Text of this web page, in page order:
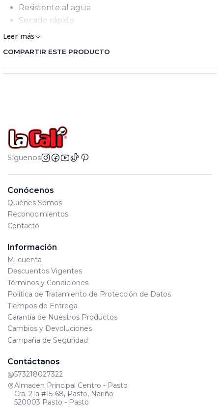
Resistente al agua
Secado rápido
Leer más
COMPARTIR ESTE PRODUCTO
Síguenos
Conócenos
Quiénes Somos
Reconocimientos
Contacto
Información
Mi cuenta
Descuentos Vigentes
Términos y Condiciones
Política de Tratamiento de Protección de Datos
Tiempos de Entrega
Garantía de Nuestros Productos
Cambios y Devoluciones
Campaña de Seguridad
Contáctanos
573218027322
Almacen Principal Centro - Pasto
Cra. 21a #15-68, Pasto, Nariño
520003 Pasto - Pasto